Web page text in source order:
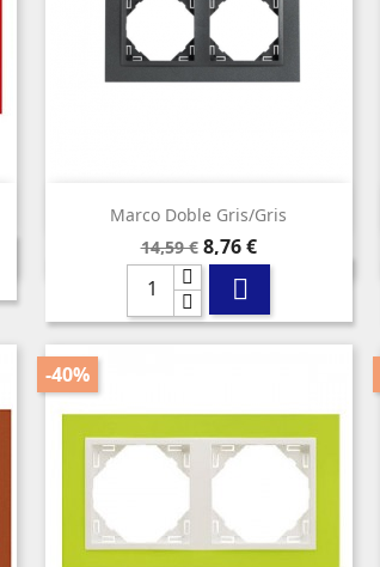
Marco Doble Gris/gris
Precio
base
14,59 € Precio
8,76 €

 Vista rápida
-40%